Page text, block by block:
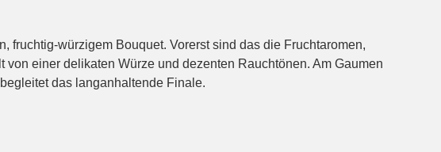
fruchtig-würzigem Bouquet. Vorerst sind das die Fruchtaromen,
einer delikaten Würze und dezenten Rauchtönen. Am Gaumen
das langanhaltende Finale.